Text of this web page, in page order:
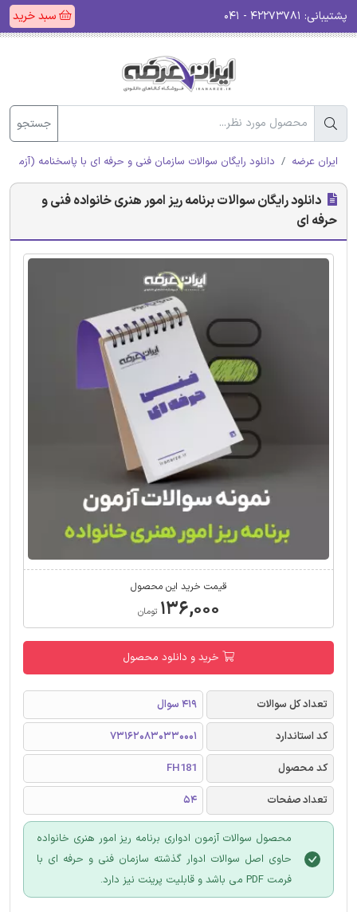
پشتیبانی: سبد خرید
جستجو
ایران عرضه دانلود رایگان سوالات سازمان فنی و حرفه ای با پاسخنامه (آزمون
دانلود رایگان سوالات برنامه ریز امور هنری خانواده فنی و
حرفه ای
قیمت خرید این محصول
۱۳۶,۰۰۰ تومان
خرید و دانلود محصول
تعداد کل سوالات
419 سوال
کد استاندارد
731620830330001
کد محصول
FH181
تعداد صفحات
54
محصول سوالات آزمون ادواری برنامه ریز امور هنری خانواده
حاوی اصل سوالات ادوار گذشته سازمان فنی و حرفه ای با
فرمت PDF می باشد و قابلیت پرینت نیز دارد.